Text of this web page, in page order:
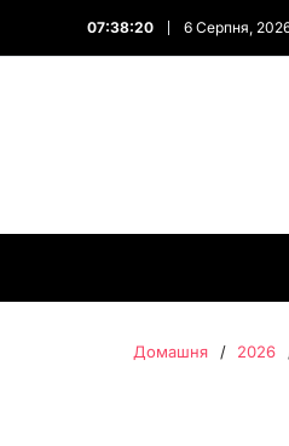
07:38:21 6 Серпня, 2026
Домашня 2026